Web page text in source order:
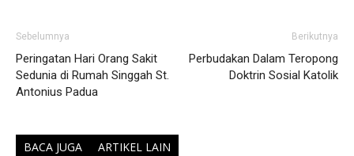
Sebelumnya
Peringatan Hari Orang Sakit
Sedunia di Rumah Singgah St.
Antonius Padua
Berikutnya
Perbudakan Dalam Teropong
Doktrin Sosial Katolik
BACA JUGA ARTIKEL LAIN